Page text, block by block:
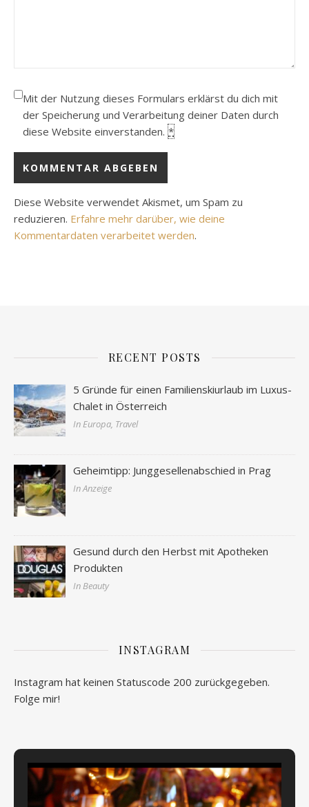
Mit der Nutzung dieses Formulars erklärst du dich mit
der Speicherung und Verarbeitung deiner Daten durch
diese Website einverstanden. *
Diese Website verwendet Akismet, um Spam zu
reduzieren. Erfahre mehr darüber, wie deine
Kommentardaten verarbeitet werden.
RECENT POSTS
5 Gründe für einen Familienskiurlaub im Luxus-
Chalet in Österreich
In Europa, Travel
Geheimtipp: Junggesellenabschied in Prag
In Anzeige
Gesund durch den Herbst mit Apotheken
Produkten
In Beauty
INSTAGRAM
Instagram hat keinen Statuscode 200 zurückgegeben.
Folge mir!